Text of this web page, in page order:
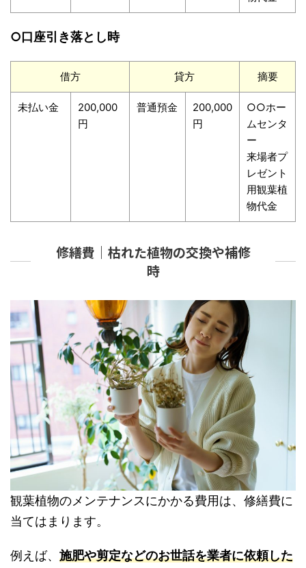
○口座引き落とし時
借方 貸方 摘要
未払い金
200,000
円
普通預金
200,000
円
○○ホー
ムセンタ
ー
来場者プ
レゼント
用観葉植
物代金
修繕費｜枯れた植物の交換や補修
時
観葉植物のメンテナンスにかかる費用は、修繕費に
当てはまります。
例えば、 施肥や剪定などのお世話を業者に依頼した